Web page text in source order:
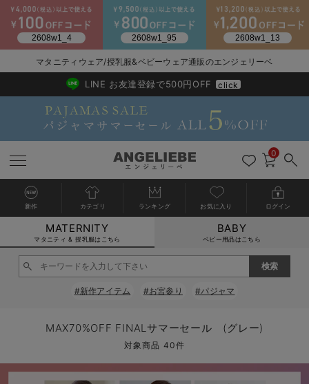
マタニティウェア全て
マタニティ ワンピース
マタニティ トップス
マタニティ 下着・インナー全て
授乳ブラ・マタニティブラ（マタニティインナー・産後用品）
マタニティ 授乳 キャミソール
授乳服全て
マタニティ フォーマル全て
マタニティ スーツ
マタニティ ドレス（結婚式・お呼ばれ）
マタニティ フォーマル パンツ・ボトムス
授乳用品全て
妊婦用 抱き枕・授乳クッション
マタニティレッグウェア全て
マタニティストッキング・タイツ
マタニティ ボディケア全て
アウトレット全て
【アウトレット】ワンピース
【アウトレット】パジャマ
特集全て
コットン素材
再入荷全て
再入荷｜インナー
戻る
送料無料アイテム全て
ワンピース
スカート
戻る
ブラキャミ おまとめ
戻る
【37周年祭セール】
【37周年祭セール】
戻る
気温差別オススメア
【15℃】3月下旬～
戻る
動きやすく着回しで
戻る
強撚スムース(コスパ
戻る
マタニティウェア
【おまとめ割】パジ
戻る
こだわりの履き心地
カジュアル
オフィス
戻る
ジャケット派
きれいめ美脚パンツ派
戻る
出産準備応援割全て
マタニティパジャマ
戻る
【オフィスカジュア
戻る
レギンスタイプ
戻る
【フォーマル】ワン
戻る
【ベビー】長袖
戻る
ハンカチ
短肌着
戻る
快適ウェア10%OFF
快適ウェア10%OFF
戻る
春のマタニティワン
セットアップ・ レイ
ジャンパースカート/
戻る
Gift Selection 出産
〜3,000円（税込）
10,001円（税込）〜
戻る
冬の冷え対策インナ
薄くてあったか
保温&リカバリー
戻る
入院準備の持ち物チ
入院してすぐ使うグ
戻る
冬のあったか特集全て
【冬のあったか特集
【冬のあったか特集
マタニティウェア/授乳服&ベビーウェア通販のエンジェリーベ
2026/NewArrival
送料495円(一部地域を除く) 7,700円以上で送料無料
LINE お友達登録で500円OFF click
0
新作 カテゴリ ランキング お気に入り ログイン
MATERNITY
マタニティ & 授乳服はこちら
BABY
ベビー用品はこちら
#新作アイテム #お宮参り #パジャマ
MAX70%OFF FINALサマーセール (グレー)
対象商品 40件
カートに入れる
閉じる